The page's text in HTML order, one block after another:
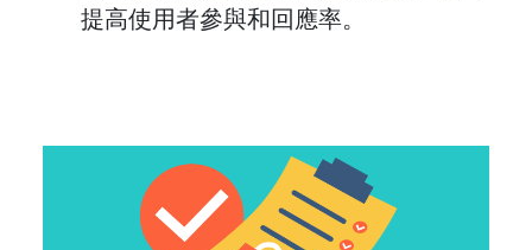
提高使用者參與和回應率。